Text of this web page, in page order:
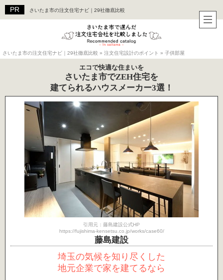
さいたま市の注文住宅ナビ｜29社徹底比較
さいたま市の注文住宅ナビ｜29社徹底比較 » 注文住宅設計のポイント » 子供部屋
エコで快適な住まいを
さいたま市でZEH住宅を
建てられるハウスメーカー3選！
引用元：藤島建設公式HP
https://fujishima-kensetsu.co.jp/works/case60/
藤島建設
埼玉の気候を知り尽くした
地元企業で家を建てるなら